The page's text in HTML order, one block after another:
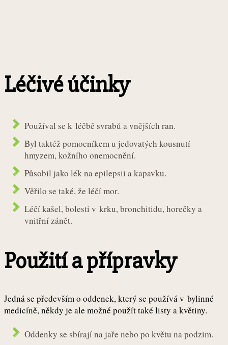
Léčivé účinky
Používal se k léčbě svrabů a vnějších ran.
Byl taktéž pomocníkem u jedovatých kousnutí
hmyzem, kožního onemocnění.
Působil jako lék na epilepsii a kapavku.
Věřilo se také, že léčí mor.
Léčí kašel, bolesti v krku, bronchitidu, horečky a
vnitřní zánět.
Použití a přípravky
Jedná se především o oddenek, který se používá v bylinné
medicíně, někdy je ale možné použít také listy a květiny.
Oddenky se sbírají na jaře nebo po květu na podzim.